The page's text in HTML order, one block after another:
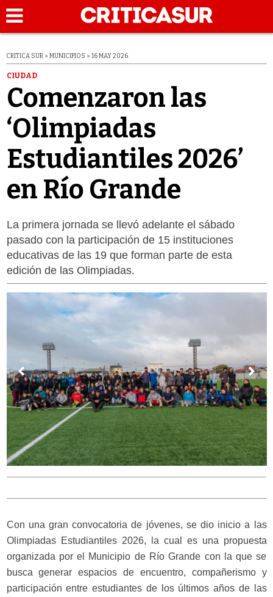
CRITICA SUR » MUNICIPIOS » 16 MAY 2026
CIUDAD
Comenzaron las
‘Olimpiadas
Estudiantiles 2026’
en Río Grande
La primera jornada se llevó adelante el sábado
pasado con la participación de 15 instituciones
educativas de las 19 que forman parte de esta
edición de las Olimpiadas.
Con una gran convocatoria de jóvenes, se dio inicio a las
Olimpiadas Estudiantiles 2026, la cual es una propuesta
organizada por el Municipio de Río Grande con la que se
busca generar espacios de encuentro, compañerismo y
participación entre estudiantes de los últimos años de las